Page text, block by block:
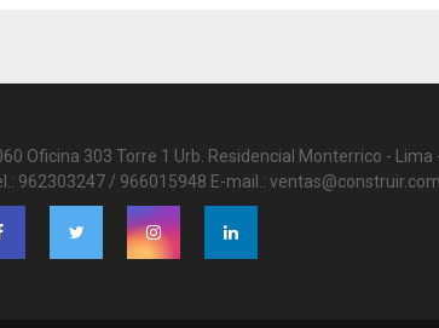
Oficina 303 Torre 1 Urb. Residencial Monterrico - Lima
962303247 / 966015948 E-mail.: